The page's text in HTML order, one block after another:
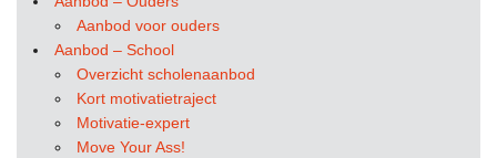
Aanbod voor ouders
Aanbod – School
Overzicht scholenaanbod
Kort motivatietraject
Motivatie-expert
Move Your Ass!